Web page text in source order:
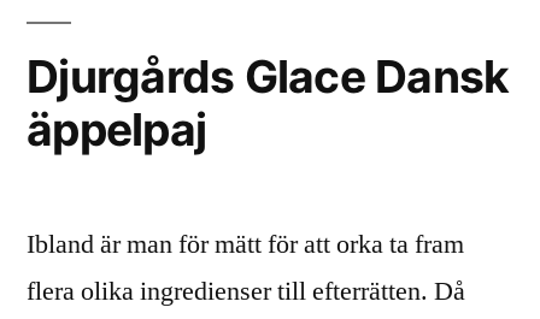
Djurgårds Glace Dansk
äppelpaj
Ibland är man för mätt för att orka ta fram
flera olika ingredienser till efterrätten. Då